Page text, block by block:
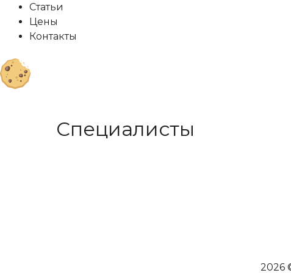
Статьи
Цены
Контакты
Специалисты
2026